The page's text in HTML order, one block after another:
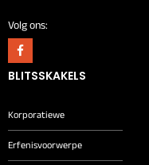
Volg ons:
BLITSSKAKELS
Korporatiewe
Erfenisvoorwerpe